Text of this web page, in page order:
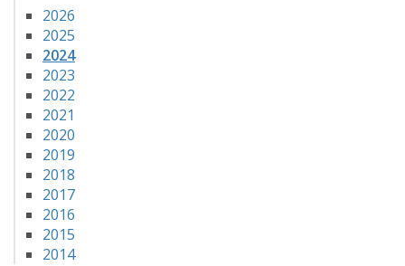
2026
2025
2024
2023
2022
2021
2020
2019
2018
2017
2016
2015
2014